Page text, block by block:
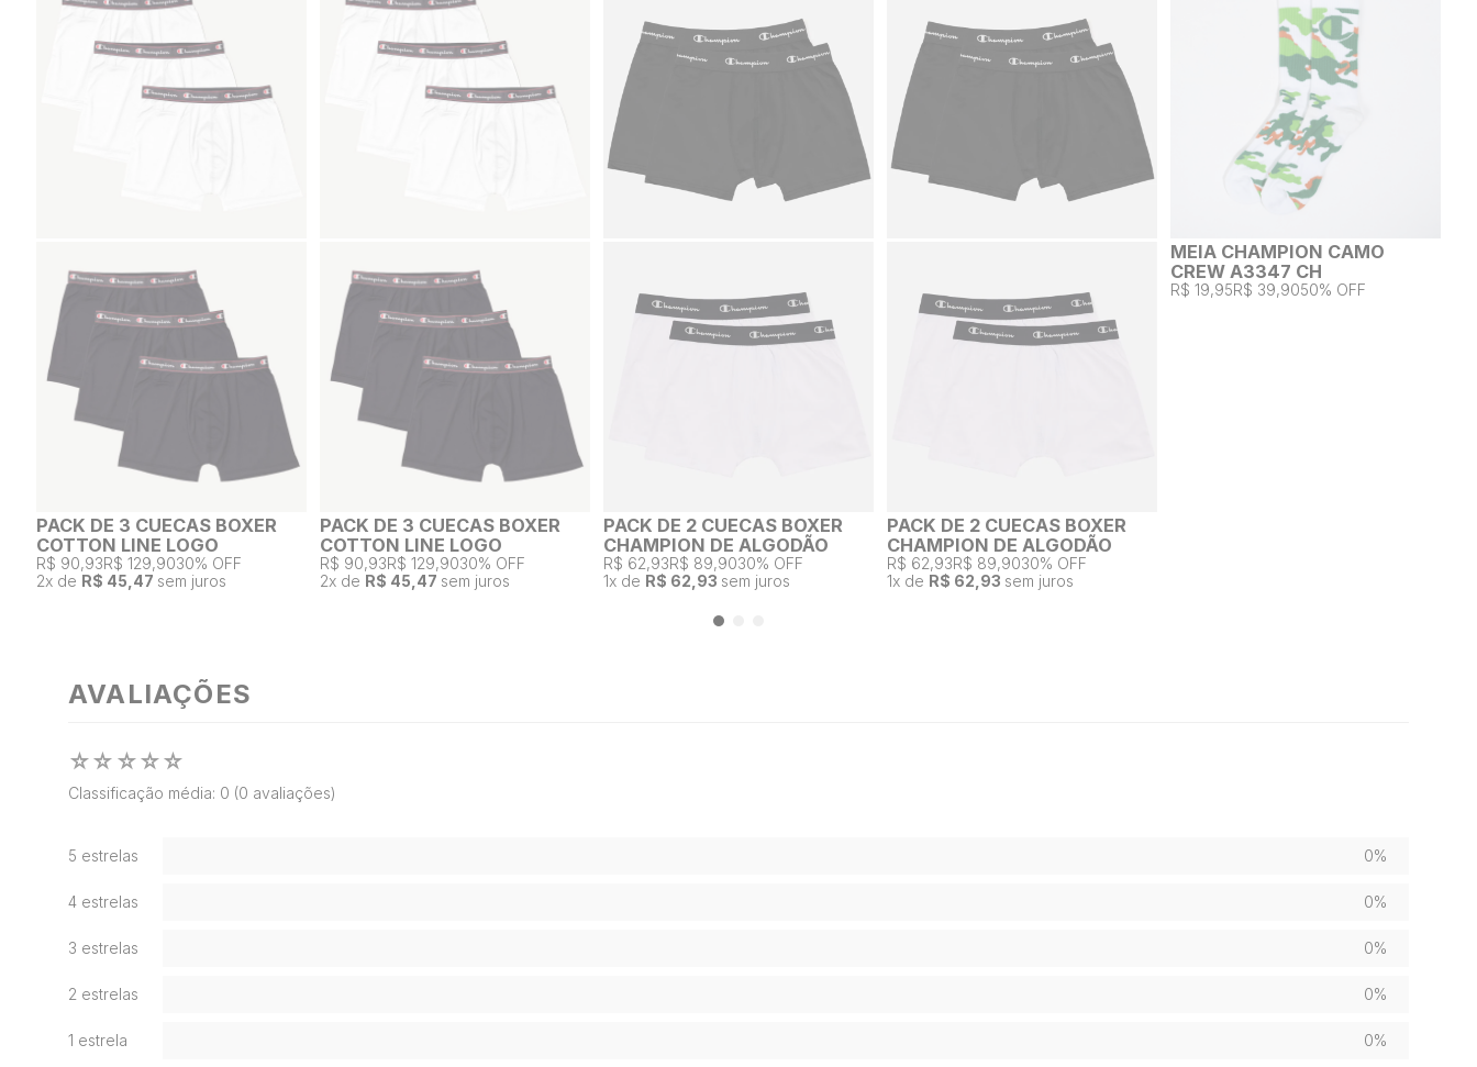
PACK DE 3 CUECAS BOXER
COTTON LINE LOGO
R$ 90,93R$ 129,9030% OFF
2x de R$ 45,47 sem juros
PACK DE 3 CUECAS BOXER
COTTON LINE LOGO
R$ 90,93R$ 129,9030% OFF
2x de R$ 45,47 sem juros
PACK DE 2 CUECAS BOXER
CHAMPION DE ALGODÃO
R$ 62,93R$ 89,9030% OFF
1x de R$ 62,93 sem juros
PACK DE 2 CUECAS BOXER
CHAMPION DE ALGODÃO
R$ 62,93R$ 89,9030% OFF
1x de R$ 62,93 sem juros
MEIA CHAMPION CAMO
CREW A3347 CH
R$ 19,95R$ 39,9050% OFF
AVALIAÇÕES
☆☆ ☆☆☆
Classificação média: 0 (0 avaliações)
5 estrelas 0%
4 estrelas 0%
3 estrelas 0%
2 estrelas 0%
1 estrela 0%